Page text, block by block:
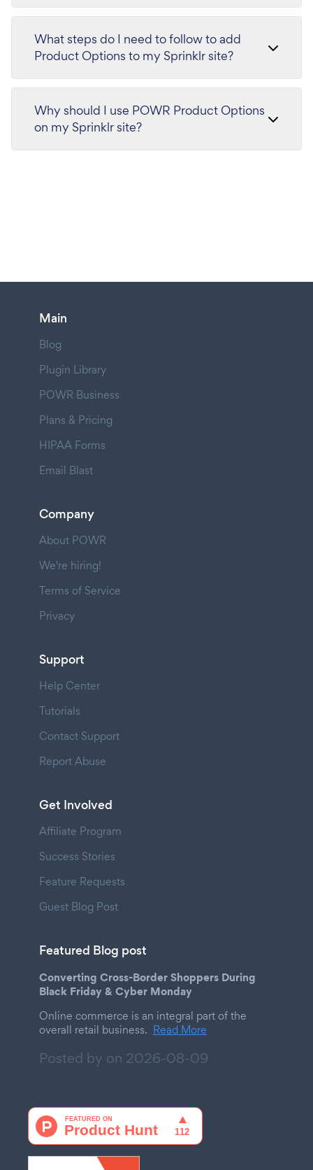
What steps do I need to follow to add
Product Options to my Sprinklr site?
Why should I use POWR Product Options
on my Sprinklr site?
Main
Blog
Plugin Library
POWR Business
Plans & Pricing
HIPAA Forms
Email Blast
Company
About POWR
We're hiring!
Terms of Service
Privacy
Support
Help Center
Tutorials
Contact Support
Report Abuse
Get Involved
Affiliate Program
Success Stories
Feature Requests
Guest Blog Post
Featured Blog post
Converting Cross-Border Shoppers During
Black Friday & Cyber Monday
Online commerce is an integral part of the
overall retail business. Read More
Posted by on 2026-08-09